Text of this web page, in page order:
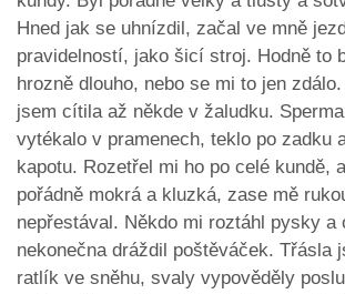
Hned jak se uhnízdil, začal ve mně
pravidelností, jako šicí stroj. Hodně to
hrozně dlouho, nebo se mi to jen
jsem cítila až někde v žaludku.
vytékalo v pramenech, teklo po zadku
kapotu. Rozetřel mi ho po celé kundě,
pořádně mokrá a kluzká, zase mě
nepřestával. Někdo mi roztáhl pysky a
nekonečna dráždil poštěváček. Třásla
ratlík ve sněhu, svaly vypověděly